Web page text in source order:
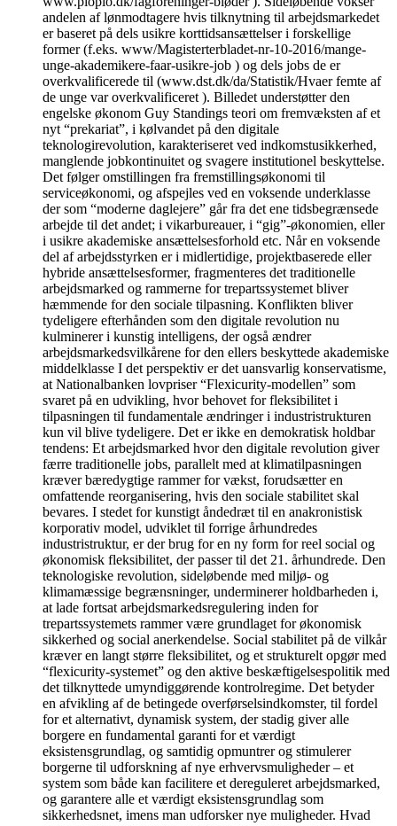
andelen af lønmodtagere hvis tilknytning til arbejdsmarkedet
er baseret på dels usikre korttidsansættelser i forskellige
former (f.eks. www/Magisterterbladet-nr-10-2016/mange-
unge-akademikere-faar-usikre-job ) og dels jobs de er
overkvalificerede til (www.dst.dk/da/Statistik/Hvaer femte af
de unge var overkvalificeret ). Billedet understøtter den
engelske økonom Guy Standings teori om fremvæksten af et
nyt “prekariat”, i kølvandet på den digitale
teknologirevolution, karakteriseret ved indkomstusikkerhed,
manglende jobkontinuitet og svagere institutionel beskyttelse.
Det følger omstillingen fra fremstillingsøkonomi til
serviceøkonomi, og afspejles ved en voksende underklasse
der som “moderne daglejere” går fra det ene tidsbegrænsede
arbejde til det andet; i vikarbureauer, i “gig”-økonomien, eller
i usikre akademiske ansættelsesforhold etc. Når en voksende
del af arbejdsstyrken er i midlertidige, projektbaserede eller
hybride ansættelsesformer, fragmenteres det traditionelle
arbejdsmarked og rammerne for trepartssystemet bliver
hæmmende for den sociale tilpasning. Konflikten bliver
tydeligere efterhånden som den digitale revolution nu
kulminerer i kunstig intelligens, der også ændrer
arbejdsmarkedsvilkårene for den ellers beskyttede akademiske
middelklasse I det perspektiv er det uansvarlig konservatisme,
at Nationalbanken lovpriser “Flexicurity-modellen” som
svaret på en udvikling, hvor behovet for fleksibilitet i
tilpasningen til fundamentale ændringer i industristrukturen
kun vil blive tydeligere. Det er ikke en demokratisk holdbar
tendens: Et arbejdsmarked hvor den digitale revolution giver
færre traditionelle jobs, parallelt med at klimatilpasningen
kræver bæredygtige rammer for vækst, forudsætter en
omfattende reorganisering, hvis den sociale stabilitet skal
bevares. I stedet for kunstigt åndedræt til en anakronistisk
korporativ model, udviklet til forrige århundredes
industristruktur, er der brug for en ny form for reel social og
økonomisk fleksibilitet, der passer til det 21. århundrede. Den
teknologiske revolution, sideløbende med miljø- og
klimamæssige begrænsninger, underminerer holdbarheden i,
at lade fortsat arbejdsmarkedsregulering inden for
trepartssystemets rammer være grundlaget for økonomisk
sikkerhed og social anerkendelse. Social stabilitet på de vilkår
kræver en langt større fleksibilitet, og et strukturelt opgør med
“flexicurity-systemet” og den aktive beskæftigelsespolitik med
det tilknyttede umyndiggørende kontrolregime. Det betyder
en afvikling af de betingede overførselsindkomster, til fordel
for et alternativt, dynamisk system, der stadig giver alle
borgere en fundamental garanti for et værdigt
eksistensgrundlag, og samtidig opmuntrer og stimulerer
borgerne til udforskning af nye erhvervsmuligheder – et
system som både kan facilitere et dereguleret arbejdsmarked,
og garantere alle et værdigt eksistensgrundlag som
sikkerhedsnet, imens man udforsker nye muligheder. Hvad